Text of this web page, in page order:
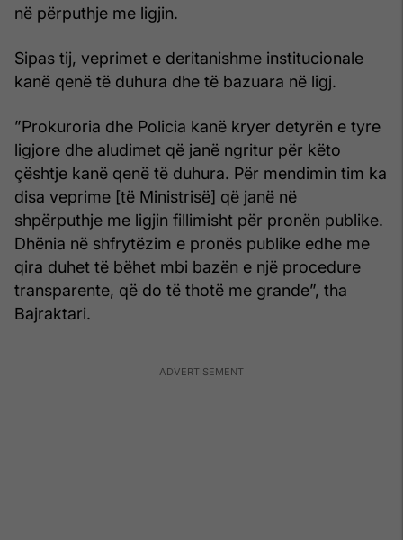
në përputhje me ligjin.
Sipas tij, veprimet e deritanishme institucionale
kanë qenë të duhura dhe të bazuara në ligj.
”Prokuroria dhe Policia kanë kryer detyrën e tyre
ligjore dhe aludimet që janë ngritur për këto
çështje kanë qenë të duhura. Për mendimin tim ka
disa veprime [të Ministrisë] që janë në
shpërputhje me ligjin fillimisht për pronën publike.
Dhënia në shfrytëzim e pronës publike edhe me
qira duhet të bëhet mbi bazën e një procedure
transparente, që do të thotë me grande”, tha
Bajraktari.